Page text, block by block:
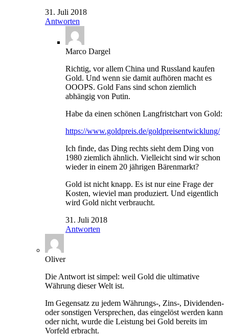
31. Juli 2018
Antworten
Marco Dargel
Richtig, vor allem China und Russland kaufen
Gold. Und wenn sie damit aufhören macht es
OOOPS. Gold Fans sind schon ziemlich
abhängig von Putin.
Habe da einen schönen Langfristchart von Gold:
https://www.goldpreis.de/goldpreisentwicklung/
Ich finde, das Ding rechts sieht dem Ding von
1980 ziemlich ähnlich. Vielleicht sind wir schon
wieder in einem 20 jährigen Bärenmarkt?
Gold ist nicht knapp. Es ist nur eine Frage der
Kosten, wieviel man produziert. Und eigentlich
wird Gold nicht verbraucht.
31. Juli 2018
Antworten
Oliver
Die Antwort ist simpel: weil Gold die ultimative
Währung dieser Welt ist.
Im Gegensatz zu jedem Währungs-, Zins-, Dividenden-
oder sonstigen Versprechen, das eingelöst werden kann
oder nicht, wurde die Leistung bei Gold bereits im
Vorfeld erbracht.